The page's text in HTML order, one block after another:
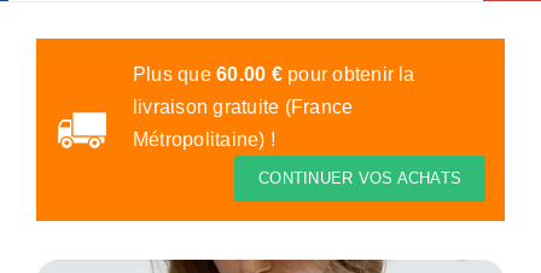
Tote Bags
Plus que60.00 €pour obtenir la
livraison gratuite (France
Métropolitaine) !
CONTINUER VOS ACHATS